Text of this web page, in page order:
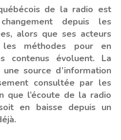
de la radio est
depuis les
alors que ses acteurs
les méthodes pour en
contenus évoluent. La
source d’information
consultée par les
que l’écoute de la radio
en baisse depuis un